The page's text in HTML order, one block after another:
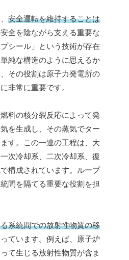
安全運転を維持することは
全を陰ながら支える重要な
シール」という技術が存在
純な構造のように思えるか
その役割は原子力発電所の
非常に重要です。
料の核分裂反応によって発
を生成し、その蒸気でター
す。この一連の工程は、大
次冷却系、二次冷却系、復
構成されています。ループ
間を隔てる重要な役割を担
系統間での放射性物質の移
ています。例えば、原子炉
て生じる放射性物質が含ま